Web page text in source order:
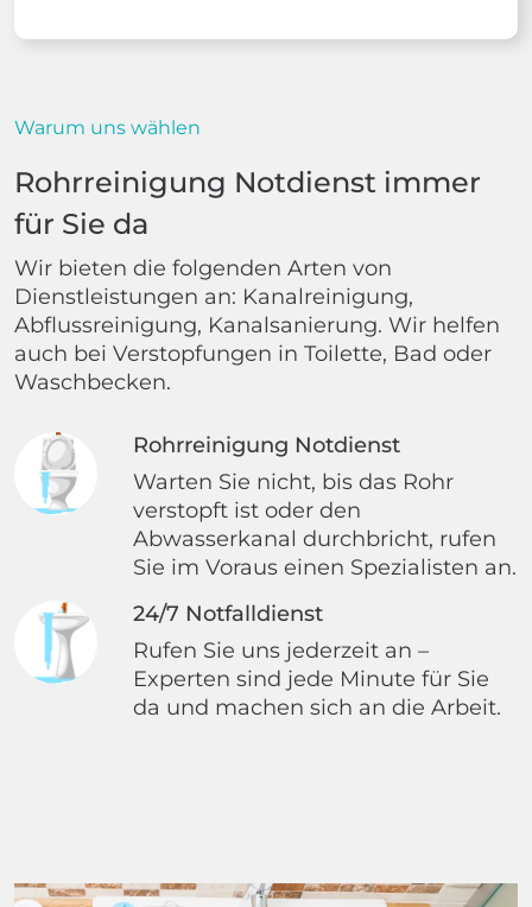
Warum uns wählen
Rohrreinigung Notdienst immer
für Sie da
Wir bieten die folgenden Arten von
Dienstleistungen an: Kanalreinigung,
Abflussreinigung, Kanalsanierung. Wir helfen
auch bei Verstopfungen in Toilette, Bad oder
Waschbecken.
Rohrreinigung Notdienst
Warten Sie nicht, bis das Rohr
verstopft ist oder den
Abwasserkanal durchbricht, rufen
Sie im Voraus einen Spezialisten an.
24/7 Notfalldienst
Rufen Sie uns jederzeit an –
Experten sind jede Minute für Sie
da und machen sich an die Arbeit.